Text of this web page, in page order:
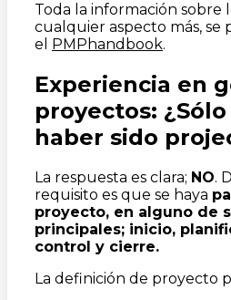
Toda la información sobre
cualquier aspecto más,
el PMPhandbook.
Experiencia en
proyectos:
haber sido
La respuesta es clara; NO.
requisito es que se haya
proyecto, en alguno de
principales; inicio,
control y cierre.
La definición de proyecto